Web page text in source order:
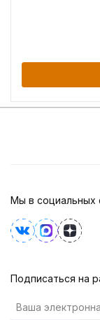
Мы в социальных
Подписаться на